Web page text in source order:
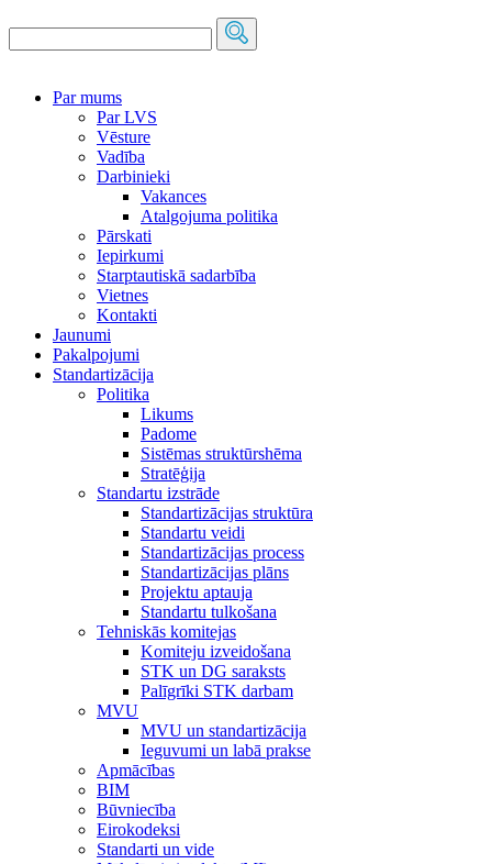
Par mums
Par LVS
Vēsture
Vadība
Darbinieki
Vakances
Atalgojuma politika
Pārskati
Iepirkumi
Starptautiskā sadarbība
Vietnes
Kontakti
Jaunumi
Pakalpojumi
Standartizācija
Politika
Likums
Padome
Sistēmas struktūrshēma
Stratēģija
Standartu izstrāde
Standartizācijas struktūra
Standartu veidi
Standartizācijas process
Standartizācijas plāns
Projektu aptauja
Standartu tulkošana
Tehniskās komitejas
Komiteju izveidošana
STK un DG saraksts
Palīgrīki STK darbam
MVU
MVU un standartizācija
Ieguvumi un labā prakse
Apmācības
BIM
Būvniecība
Eirokodeksi
Standarti un vide